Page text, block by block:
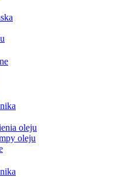
oleju
oleju